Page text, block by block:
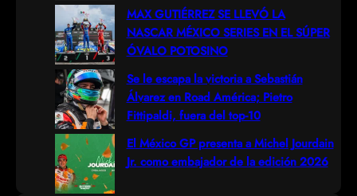
MAX GUTIÉRREZ SE LLEVÓ LA
NASCAR MÉXICO SERIES EN EL SÚPER
ÓVALO POTOSINO
Se le escapa la victoria a Sebastián
Álvarez en Road América; Pietro
Fittipaldi, fuera del top-10
El México GP presenta a Michel Jourdain
Jr. como embajador de la edición 2026